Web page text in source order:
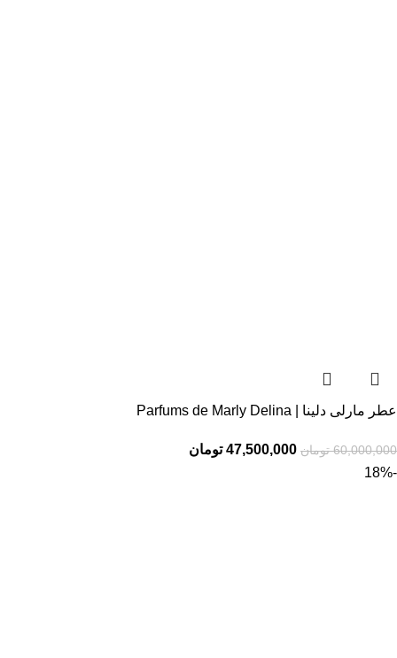
عطر مارلی دلینا | Parfums de Marly Delina
60,000,000 تومان 47,500,000 تومان
-18%